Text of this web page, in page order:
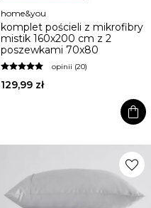
home&you
komplet pościeli z mikrofibry
mistik 160x200 cm z 2
poszewkami 70x80
opinii (20)
129,99 zł
shopping_bag
favorite